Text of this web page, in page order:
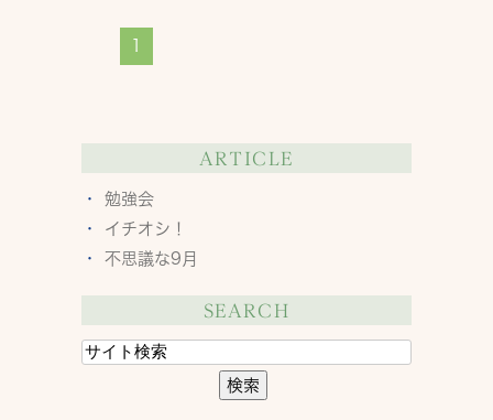
ARTICLE
勉強会
イチオシ！
不思議な9月
SEARCH